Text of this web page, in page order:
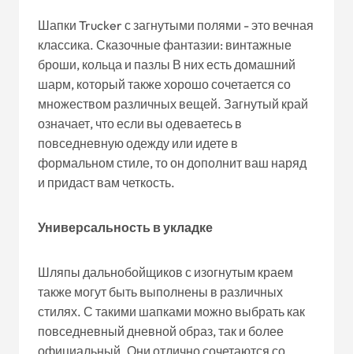
Шапки Trucker с загнутыми полями - это вечная
классика. Сказочные фантазии: винтажные
броши, кольца и пазлы В них есть домашний
шарм, который также хорошо сочетается со
множеством различных вещей. Загнутый край
означает, что если вы одеваетесь в
повседневную одежду или идете в
формальном стиле, то он дополнит ваш наряд
и придаст вам четкость.
Универсальность в укладке
Шляпы дальнобойщиков с изогнутым краем
также могут быть выполнены в различных
стилях. С такими шапками можно выбрать как
повседневный дневной образ, так и более
официальный. Они отлично сочетаются со